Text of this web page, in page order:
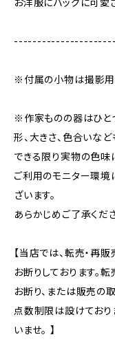
お洋服にバッグに可愛
※付属の小物は撮影用
※作家ものの器はひと
形、大きさ、色合いな
できる限り実物の色味
ご利用のモニター環境
ざいます。
あらかじめご了承くだ
【当店では、転売・再
お断りしております。
お断り、または販売の
点数制限は設けており
いませ。 】